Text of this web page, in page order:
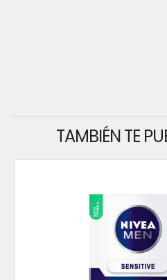
TAMBIÉN TE